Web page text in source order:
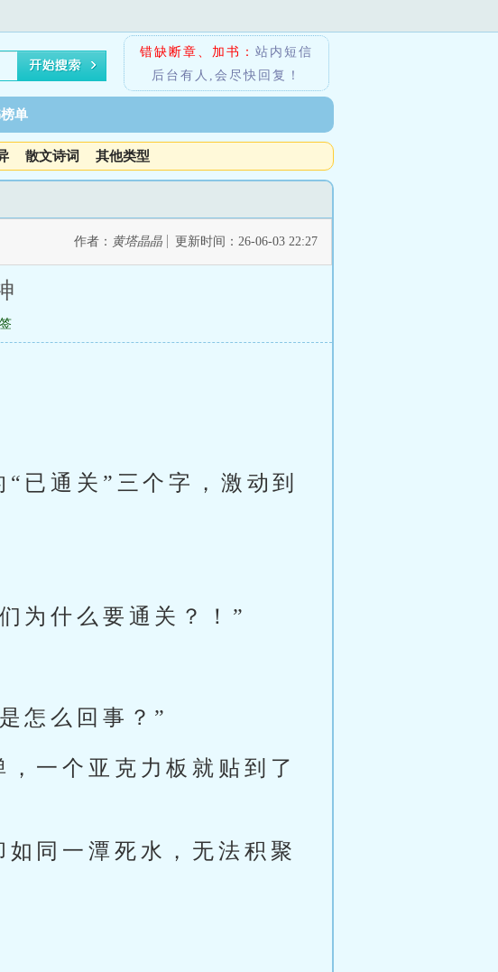
错缺断章、加书： 站内短信
后台有人,会尽快回复！
单
散文诗词 其他类型
作者： 黄塔晶晶 更新时间：26-06-03 22:27
已通关”三个字，激动到
为什么要通关？！”
怎么回事？”
一个亚克力板就贴到了
同一潭死水，无法积聚